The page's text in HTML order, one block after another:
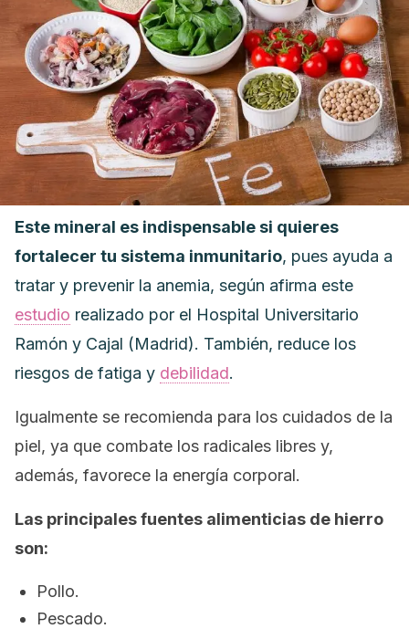
Este mineral es indispensable si quieres
fortalecer tu sistema inmunitario, pues ayuda a
tratar y prevenir la anemia, según afirma este
estudio realizado por el Hospital Universitario
Ramón y Cajal (Madrid). También, reduce los
riesgos de fatiga y debilidad.
Igualmente se recomienda para los cuidados de la
piel, ya que combate los radicales libres y,
además, favorece la energía corporal.
Las principales fuentes alimenticias de hierro
son:
Pollo.
Pescado.